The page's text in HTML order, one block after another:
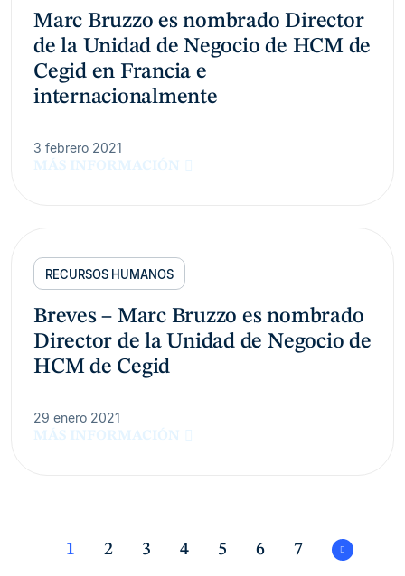
Marc Bruzzo es nombrado Director
de la Unidad de Negocio de HCM de
Cegid en Francia e
internacionalmente
3 febrero 2021
MÁS INFORMACIÓN
RECURSOS HUMANOS
Breves – Marc Bruzzo es nombrado
Director de la Unidad de Negocio de
HCM de Cegid
29 enero 2021
MÁS INFORMACIÓN
1 2 3 4 5 6 7